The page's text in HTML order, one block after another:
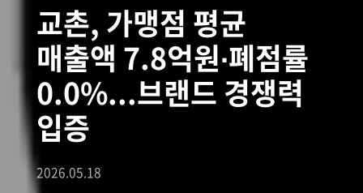
교촌, 가맹점 평균
매출액 7.8억원∙폐점률
0.0%...브랜드 경쟁력
입증
2026.05.18